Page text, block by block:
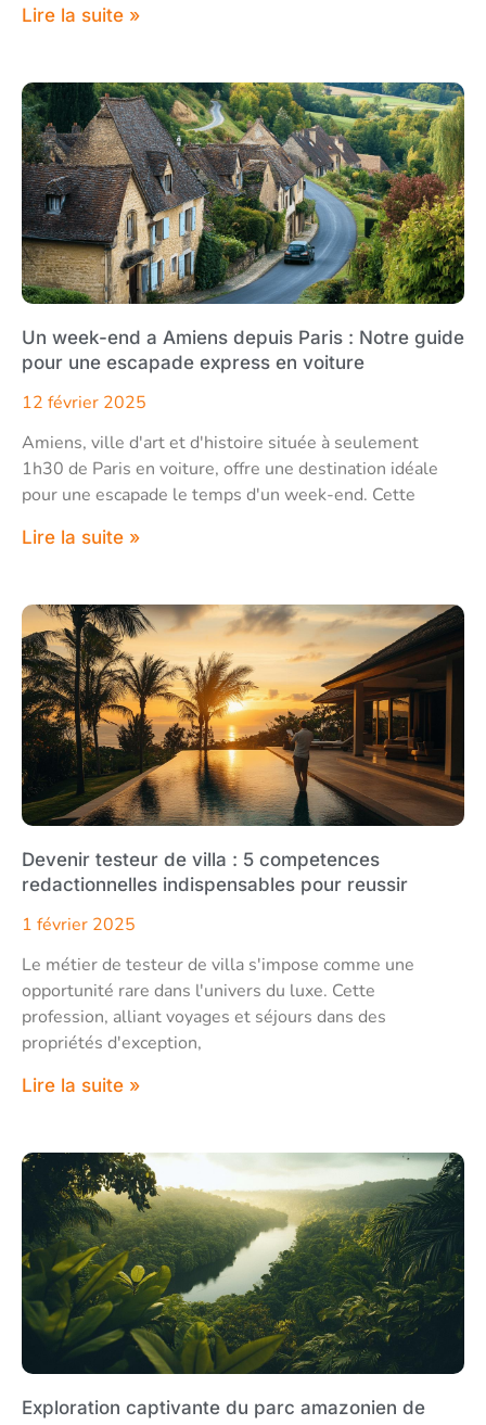
Lire la suite »
Un week-end a Amiens depuis Paris : Notre guide
pour une escapade express en voiture
12 février 2025
Amiens, ville d'art et d'histoire située à seulement
1h30 de Paris en voiture, offre une destination idéale
pour une escapade le temps d'un week-end. Cette
Lire la suite »
Devenir testeur de villa : 5 competences
redactionnelles indispensables pour reussir
1 février 2025
Le métier de testeur de villa s'impose comme une
opportunité rare dans l'univers du luxe. Cette
profession, alliant voyages et séjours dans des
propriétés d'exception,
Lire la suite »
Exploration captivante du parc amazonien de